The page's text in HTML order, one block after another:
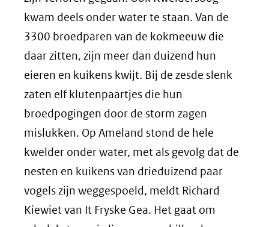
kwam deels onder water te staan. Van de
3300 broedparen van de kokmeeuw die
daar zitten, zijn meer dan duizend hun
eieren en kuikens kwijt. Bij de zesde slenk
zaten elf klutenpaartjes die hun
broedpogingen door de storm zagen
mislukken. Op Ameland stond de hele
kwelder onder water, met als gevolg dat de
nesten en kuikens van drieduizend paar
vogels zijn weggespoeld, meldt Richard
Kiewiet van It Fryske Gea. Het gaat om